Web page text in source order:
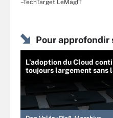
–TechTarget LeMagIT
Pour
L’adoption du Cloud
toujours largement sans